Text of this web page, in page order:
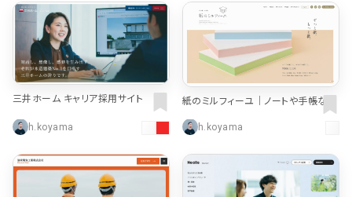
三井ホーム キャリア採用サイト
h.koyama
紙のミルフィーユ｜ノートや手帳など
を中心としたデザイン文具・雑貨ブラ
ンドh.koyama